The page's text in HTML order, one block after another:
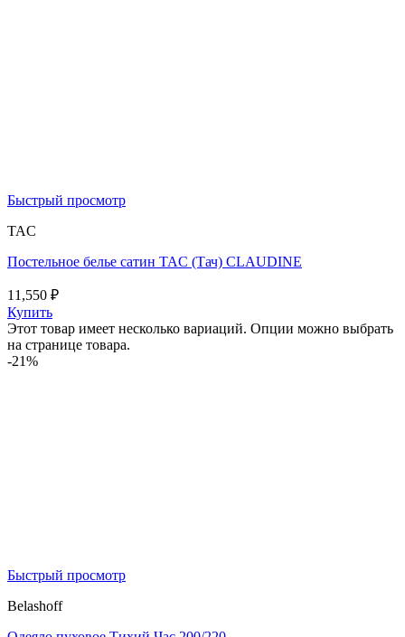
Быстрый просмотр
TAC
Постельное белье сатин TAC (Тач) CLAUDINE
11,550 ₽
Купить
Этот товар имеет несколько вариаций. Опции можно выбрать
на странице товара.
-21%
Быстрый просмотр
Belashoff